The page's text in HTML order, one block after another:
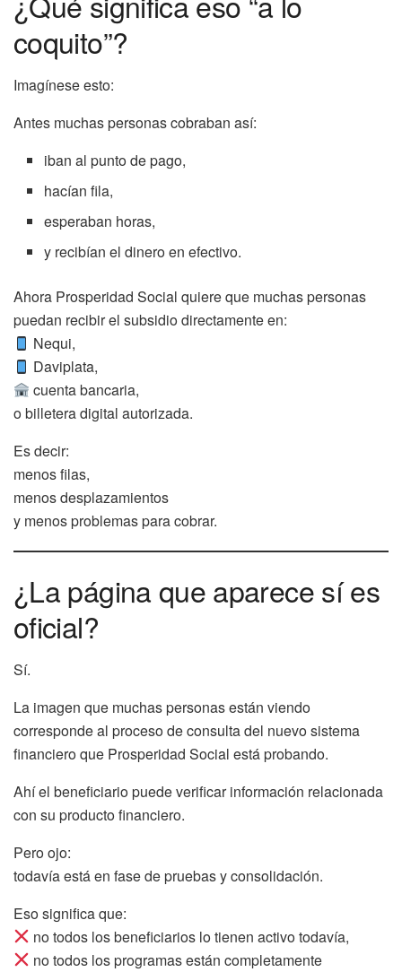
coquito”?
Imagínese esto:
Antes muchas personas cobraban así:
iban al punto de pago,
hacían fila,
esperaban horas,
y recibían el dinero en efectivo.
Ahora Prosperidad Social quiere que muchas personas
puedan recibir el subsidio directamente en:
Nequi,
Daviplata,
cuenta bancaria,
o billetera digital autorizada.
Es decir:
menos filas,
menos desplazamientos
y menos problemas para cobrar.
¿La página que aparece sí es
oficial?
Sí.
La imagen que muchas personas están viendo
corresponde al proceso de consulta del nuevo sistema
financiero que Prosperidad Social está probando.
Ahí el beneficiario puede verificar información relacionada
con su producto financiero.
Pero ojo:
todavía está en fase de pruebas y consolidación.
Eso significa que:
no todos los beneficiarios lo tienen activo todavía,
no todos los programas están completamente